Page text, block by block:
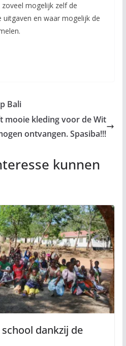
mogelijk zelf de
en waar mogelijk de
Bali
mooie kleding voor de Wit
ontvangen. Spasiba!!!
kunnen
dankzij de